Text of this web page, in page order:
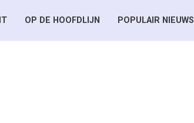
OP DE HOOFDLIJN POPULAIR NIEUWS